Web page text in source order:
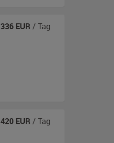
336 EUR / Tag
420 EUR / Tag